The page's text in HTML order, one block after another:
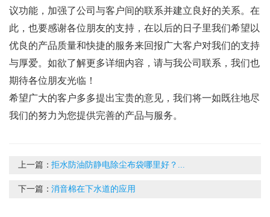
议功能，加强了公司与客户间的联系并建立良好的关系。在
此，也要感谢各位朋友的支持，在以后的日子里我们希望以
优良的产品质量和快捷的服务来回报广大客户对我们的支持
与厚爱。如欲了解更多详细内容，请与我公司联系，我们也
期待各位朋友光临！
希望广大的客户多多提出宝贵的意见，我们将一如既往地尽
我们的努力为您提供完善的产品与服务。
上一篇：拒水防油防静电除尘布袋哪里好？...
下一篇：消音棉在下水道的应用